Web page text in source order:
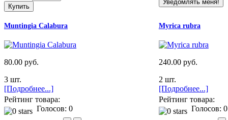
Muntingia Calabura
80.00 руб.
3 шт.
[Подробнее...]
Рейтинг товара:
Голосов: 0
Myrica rubra
240.00 руб.
2 шт.
[Подробнее...]
Рейтинг товара:
Голосов: 0